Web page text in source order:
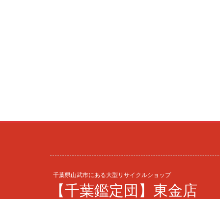
千葉県山武市にある大型リサイクルショップ
【千葉鑑定団】東金店